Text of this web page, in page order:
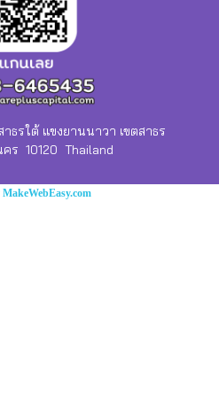
รใต้ แขงยานนาวา เขตสาธร
ร 10120 Thailand
MakeWebEasy.com